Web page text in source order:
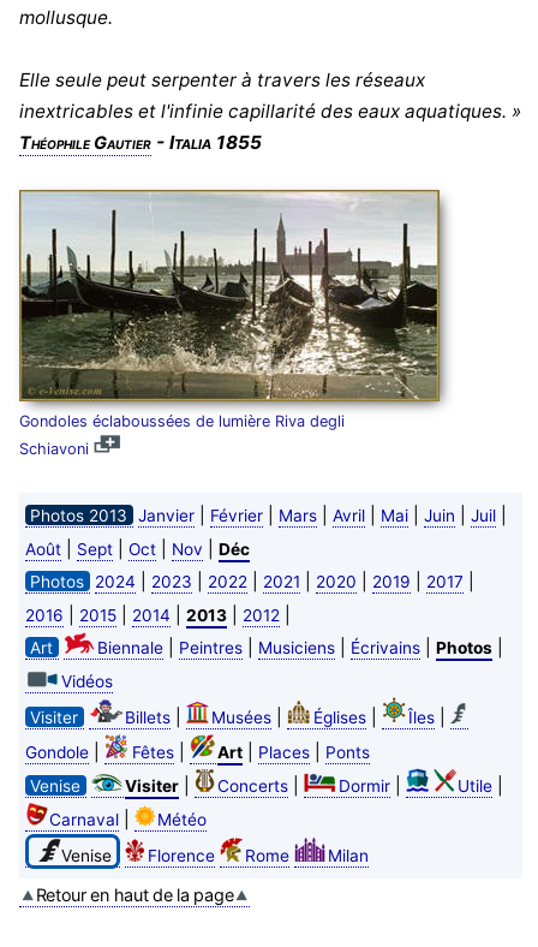
mollusque.
Elle seule peut serpenter à travers les réseaux
inextricables et l'infinie capillarité des eaux aquatiques. »
Théophile Gautier- Italia 1855
Gondoles éclaboussées de lumière Riva degli
Schiavoni
Photos 2013 Janvier| Février| Mars| Avril| Mai| Juin Juil|
Août| Sept| Oct| Nov
Déc
Photos
2024 2023 2022 2021 2020 2019 2017
2016 2015| 2014 2013| 2012
Art Biennale| Peintres| Musiciens| Écrivains| Photos|
Vidéos
Visiter
Billets| Musées| Églises| Îles|
Gondole| Fêtes| Art| Places|
Ponts
Venise
Visiter| Concerts| Dormir| Utile|
Carnaval|
Météo
Venise
Florence Rome Milan
Retour en haut de la page